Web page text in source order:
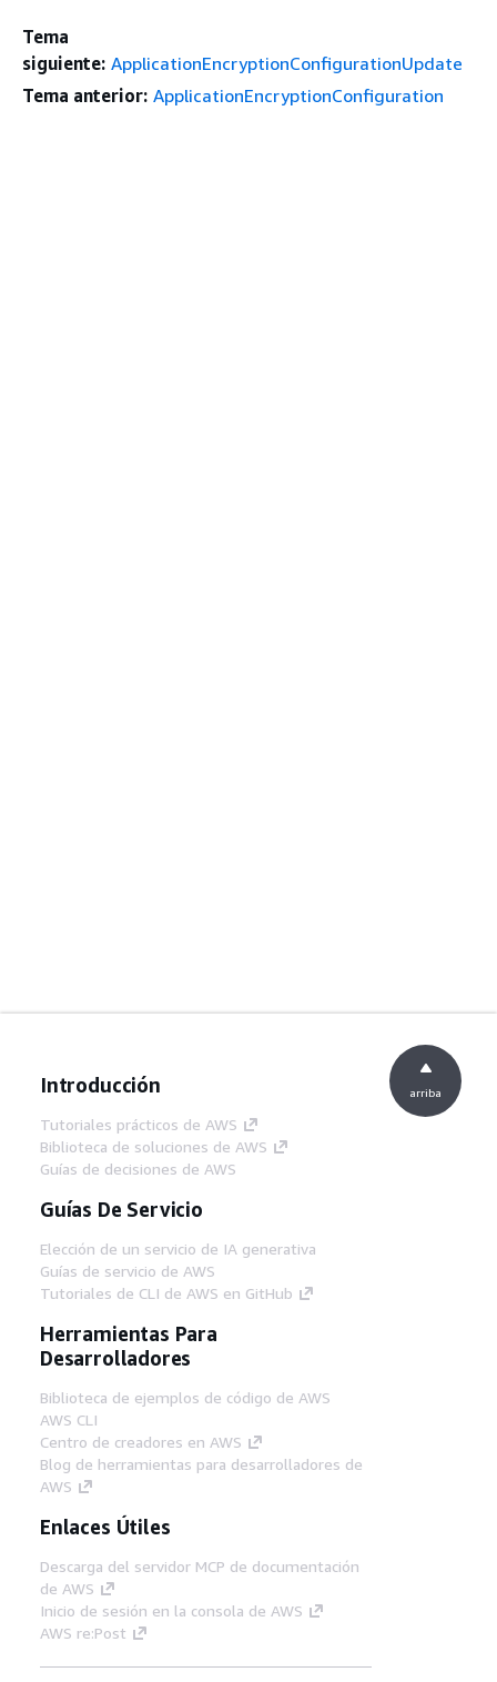
Tema
siguiente: ApplicationEncryptionConfigurationUpdate
Tema anterior: ApplicationEncryptionConfiguration
Introducción
Tutoriales prácticos de AWS
Biblioteca de soluciones de AWS
Guías de decisiones de AWS
Guías De Servicio
Elección de un servicio de IA generativa
Guías de servicio de AWS
Tutoriales de CLI de AWS en GitHub
Herramientas Para
Desarrolladores
Biblioteca de ejemplos de código de AWS
AWS CLI
Centro de creadores en AWS
Blog de herramientas para desarrolladores de
AWS
Enlaces Útiles
Descarga del servidor MCP de documentación
de AWS
Inicio de sesión en la consola de AWS
AWS re:Post
arriba